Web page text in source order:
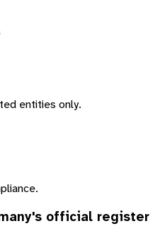
entities only.
's official register